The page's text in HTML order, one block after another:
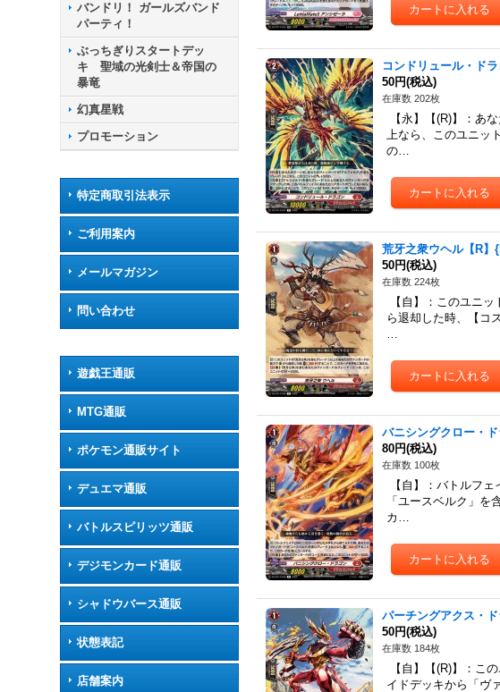
バンドリ！ ガールズバンド
パーティ！
ぶっちぎりスタートデッ
キ 聖域の光剣士＆帝国の
暴竜
幻真星戦
プロモーション
特定商取引法表示
ご利用案内
メールマガジン
問い合わせ
遊戯王通販
MTG通販
ポケモン通販サイト
デュエマ通販
バトルスピリッツ通販
デジモンカード通販
シャドウバース通販
状態表記
店舗案内
コンドリュール・ド
50円(税込)
在庫数 202枚
【永】【(R)】：あ
上なら、このユニッ
の…
荒牙之衆ウヘル【R】
50円(税込)
在庫数 224枚
【自】：このユニ
ら退却した時、【コ
…
バニシングクロー・
80円(税込)
在庫数 100枚
【自】：バトルフ
「ユースベルク」
カ…
パーチングアクス・
50円(税込)
在庫数 184枚
【自】【(R)】：こ
イドデッキから「ヴ